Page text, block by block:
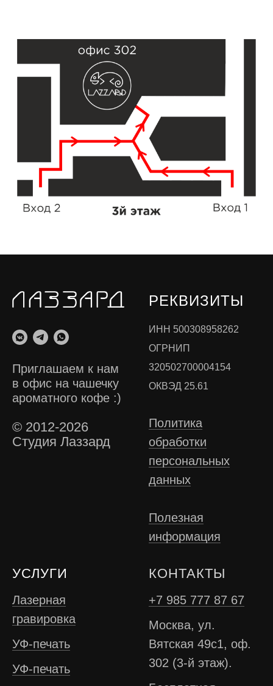
Приглашаем к нам
в офис на чашечку
ароматного кофе :)
© 2012-2026
Студия Лаззард
РЕКВИЗИТЫ
ИНН 500308958262
ОГРНИП
320502700004154
ОКВЭД 25.61
Политика
обработки
персональных
данных
Полезная
информация
УСЛУГИ
Лазерная
гравировка
УФ-печать
УФ-печать
КОНТАКТЫ
+7 985 777 87 67
Москва, ул.
Вятская 49с1, оф.
302 (3-й этаж).